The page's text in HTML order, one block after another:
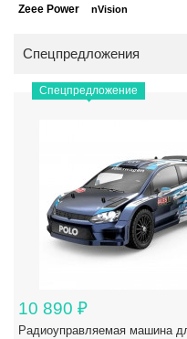
Zeee Power nVision
Спецпредложения
Спецпредложение
10 890 ₽
Радиоуправляемая машина